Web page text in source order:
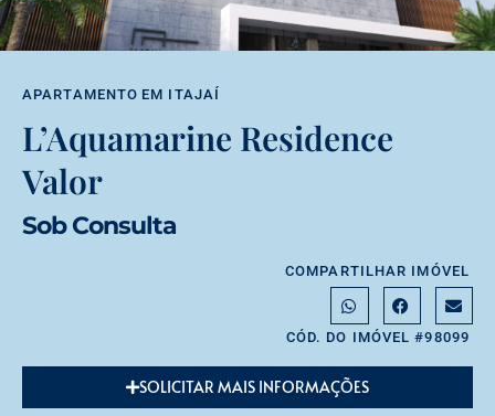
APARTAMENTO EM ITAJAÍ
L’Aquamarine Residence
Valor
Sob Consulta
COMPARTILHAR IMÓVEL
CÓD. DO IMÓVEL #98099
SOLICITAR MAIS INFORMAÇÕES